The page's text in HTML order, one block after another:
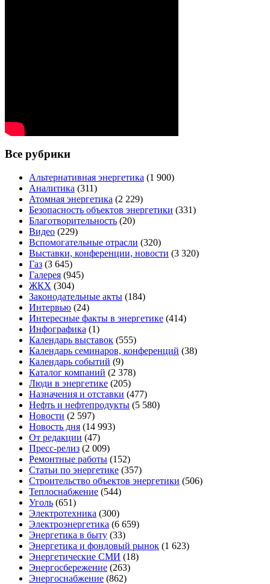
Все рубрики
Альтернативная энергетика (1 900)
Аналитика (311)
Атомная энергетика (2 229)
Безопасность объектов энергетики (331)
Благотворительность (20)
Видео (229)
Вспомогательные отрасли (320)
Выставки, конференции, новости (3 320)
Газ (3 645)
Галерея (945)
ЖКХ (304)
Законодательные акты (184)
Интервью (24)
Интересные факты в энергетике (414)
Инфографика (1)
Календарь выставок (555)
Календарь семинаров, конференций (38)
Календарь событий (9)
Каталог компаний (2 378)
Люди в энергетике (205)
Назначения и отставки (477)
Нефть и нефтепродукты (5 580)
Новости (2 597)
Новость дня (14 993)
От редакции (47)
Пресс-релиз (2 009)
Ремонтные работы (152)
Статьи по энергетике (357)
Строительство объектов энергетики (506)
Теплоснабжение (544)
Уголь (651)
Электротехника (300)
Электроэнергетика (6 659)
Энергетика в быту (33)
Энергетика и фондовый рынок (1 623)
Энергетические СМИ (18)
Энергосбережение (263)
Энергоснабжение (862)